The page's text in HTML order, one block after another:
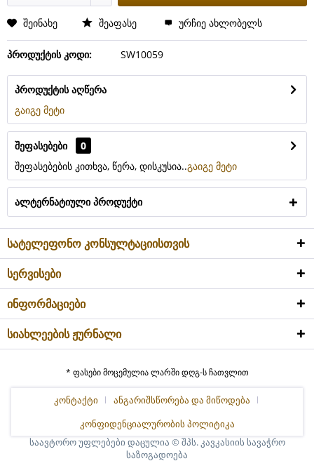
შეინახე შეაფასე ურჩიე ახლობელს
პროდუქტის კოდი: SW10059
პროდუქტის აღწერა
გაიგე მეტი
შეფასებები
0
შეფასებების კითხვა, წერა, დისკუსია..გაიგე მეტი
ალტერნატიული პროდუქტი
სატელეფონო კონსულტაციისთვის
სერვისები
ინფორმაციები
სიახლეების ჟურნალი
* ფასები მოცემულია ლარში დღგ-ს ჩათვლით
კონტაქტი
ანგარიშსწორება და მიწოდება
კონფიდენციალურობის პოლიტიკა
საავტორო უფლებები დაცულია © შპს. კავკასიის სავაჭრო
საზოგადოება